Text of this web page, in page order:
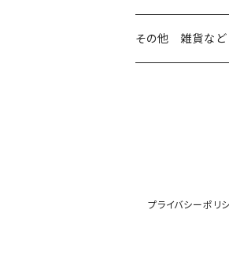
現代小説 エッセイ
短歌 俳句 川柳
日常の 風景 群像
生き方 ライフスタ
本屋のこと
小説 エッセイ 戯曲
海外文学
小説 エッセイ 戯曲
海外文学
20％OFF
その他 雑貨など
プライバシーポリ